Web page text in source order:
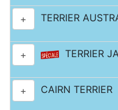
+ TERRIER
+ TERRIER
+ CAIRN